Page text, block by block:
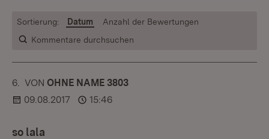
Kommentare durchsuchen
Sortierung: Datum Anzahl der Bewertungen
6. KOMMENTAR
VON :OHNE NAME 3803
09.08.2017
15:46
so lala